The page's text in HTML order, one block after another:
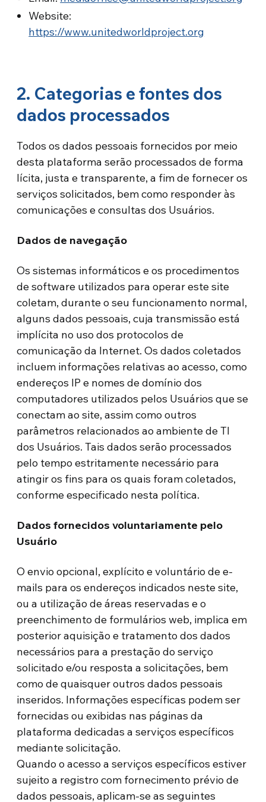
Website:
https://www.unitedworldproject.org
2. Categorias e fontes dos
dados processados
Todos os dados pessoais fornecidos por meio
desta plataforma serão processados de forma
lícita, justa e transparente, a fim de fornecer os
serviços solicitados, bem como responder às
comunicações e consultas dos Usuários.
Dados de navegação
Os sistemas informáticos e os procedimentos
de software utilizados para operar este site
coletam, durante o seu funcionamento normal,
alguns dados pessoais, cuja transmissão está
implícita no uso dos protocolos de
comunicação da Internet. Os dados coletados
incluem informações relativas ao acesso, como
endereços IP e nomes de domínio dos
computadores utilizados pelos Usuários que se
conectam ao site, assim como outros
parâmetros relacionados ao ambiente de TI
dos Usuários. Tais dados serão processados
pelo tempo estritamente necessário para
atingir os fins para os quais foram coletados,
conforme especificado nesta política.
Dados fornecidos voluntariamente pelo
Usuário
O envio opcional, explícito e voluntário de e-
mails para os endereços indicados neste site,
ou a utilização de áreas reservadas e o
preenchimento de formulários web, implica em
posterior aquisição e tratamento dos dados
necessários para a prestação do serviço
solicitado e/ou resposta a solicitações, bem
como de quaisquer outros dados pessoais
inseridos. Informações específicas podem ser
fornecidas ou exibidas nas páginas da
plataforma dedicadas a serviços específicos
mediante solicitação.
Quando o acesso a serviços específicos estiver
sujeito a registro com fornecimento prévio de
dados pessoais, aplicam-se as seguintes